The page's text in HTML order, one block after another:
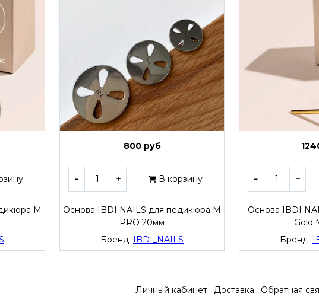
M
800 руб
В корзину
Основа IBDI NAILS для педикюра M
PRO 20мм
Бренд: IBDI_NAILS
Основа IBDI
Gold
Бренд:
Личный кабинет Доставка Обратная